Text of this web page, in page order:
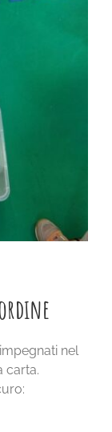
nel
carta.